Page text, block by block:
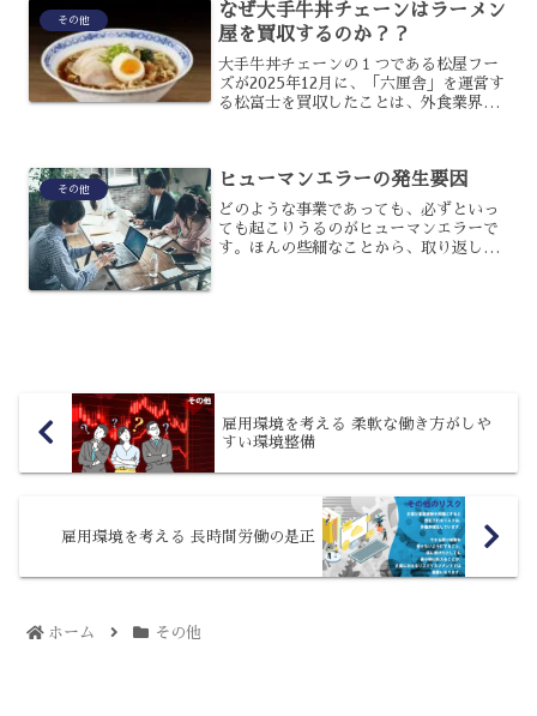
か？自民党大勝の理...
その他
なぜ大手牛丼チェーンはラーメン
屋を買収するのか？？
大手牛丼チェーンの１つである松屋フー
ズが2025年12月に、「六厘舎」を運営す
る松富士を買収したことは、外食業界に
チェーンはラーメ...
その他 ヒューマンエラーの発生要因
どのような事業であっても、必ずといっ
ても起こりうるのがヒューマンエラーで
す。ほんの些細なことから、取り返しの
雇用環境を考える 柔軟な働き方がしや
すい環境整備
雇用環境を考える 長時間労働の是正
ホーム その他